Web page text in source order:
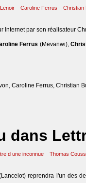
Caroline Ferrus Christian
Internet par son réalisateur
Ferrus (Mevanwi),
Caroline Ferrus, Christian
dans
d une inconnue Thomas
reprendra l'un des